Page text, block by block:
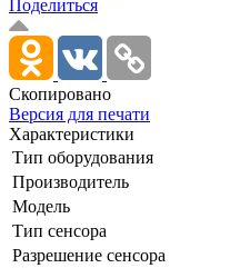
Поделиться
Скопировано
Версия для печати
Характеристики
Тип оборудования
Производитель
Модель
Тип сенсора
Разрешение сенсора